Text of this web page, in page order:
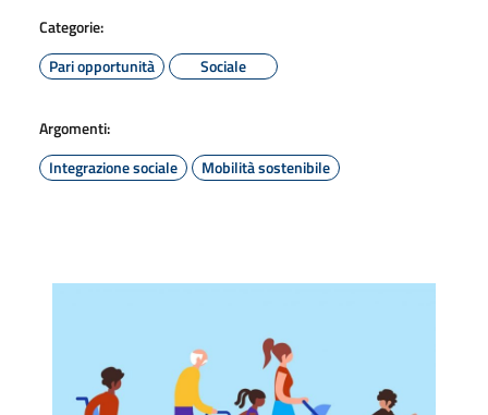
Categorie:
Pari opportunità
Sociale
Argomenti:
Integrazione sociale
Mobilità sostenibile